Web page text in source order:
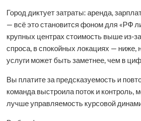
Город диктует затраты: аренда,
— всё это становится фоном для «РФ
крупных центрах стоимость выше
спроса, в спокойных локациях — ниже,
услуги может быть заметнее, чем в
Вы платите за предсказуемость и
команда выстроила поток и контроль,
лучше управляемость курсовой